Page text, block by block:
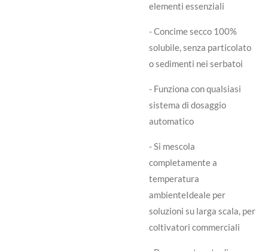
elementi essenziali
- Concime secco 100%
solubile, senza particolato
o sedimenti nei serbatoi
- Funziona con qualsiasi
sistema di dosaggio
automatico
- Si mescola
completamente a
temperatura
ambienteIdeale per
soluzioni su larga scala, per
coltivatori commerciali